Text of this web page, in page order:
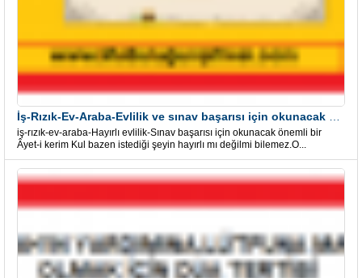
iş-rızık-ev-araba-Hayırlı evlilik-Sınav başarısı için okunacak önemli bir
Âyet-i kerim Kul bazen istediği şeyin hayırlı mı değilmi bilemez.O...